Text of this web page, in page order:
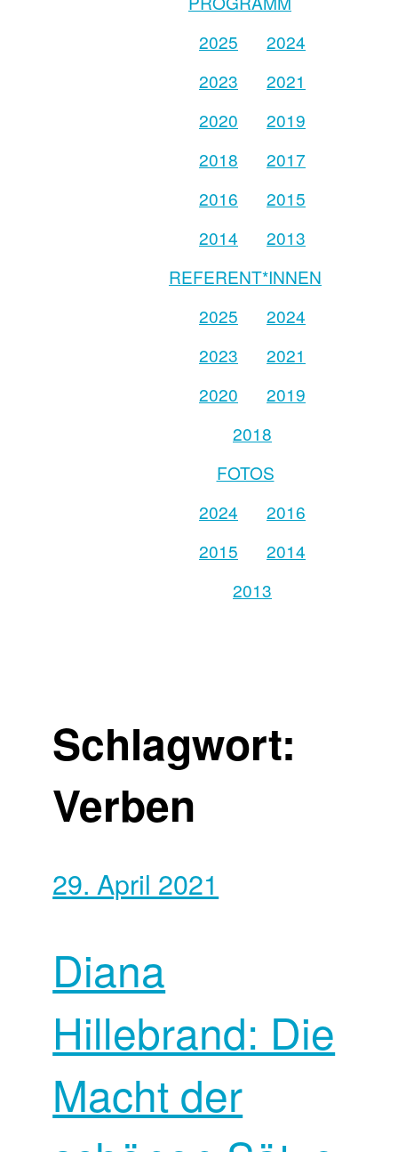
2025
2024
2023
2021
2020
2019
2018
2017
2016
2015
2014
2013
REFERENT*INNEN
2025
2024
2023
2021
2020
2019
2018
FOTOS
2024
2016
2015
2014
2013
Schlagwort:
Verben
29. April 2021
Diana
Hillebrand: Die
Macht der